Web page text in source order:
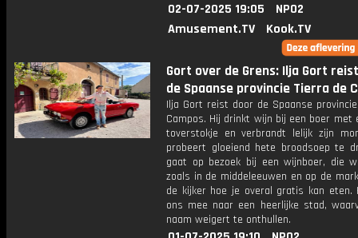
02-07-2025 19:05
NPO2
Amusement.TV
Kook.TV
Gort over de Grens: Ilja Gort
de Spaanse provincie Tierra de
Ilja Gort reist door de Spaanse
Campos. Hij drinkt wijn bij een boer met
toverstokje en verbrandt lelijk zijn
probeert gloeiend hete broodsoep te
gaat op bezoek bij een wijnboer, die
zoals in de middeleeuwen en op de
de kijker hoe je overal gratis kan eten.
ons mee naar een heerlijke stad,
naam weigert te onthullen.